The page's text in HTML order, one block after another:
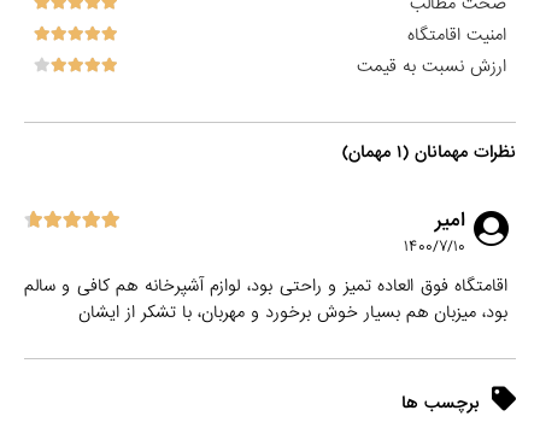
امنیت اقامتگاه
ارزش نسبت به قیمت
نظرات مهمانان (۱ مهمان)
امیر
۱۴۰۰/۷/۱۰
اقامتگاه فوق العاده تمیز و راحتی بود، لوازم آشپرخانه هم کافی و سالم
بود، میزبان هم بسیار خوش برخورد و مهربان، با تشکر از ایشان
برچسب ها